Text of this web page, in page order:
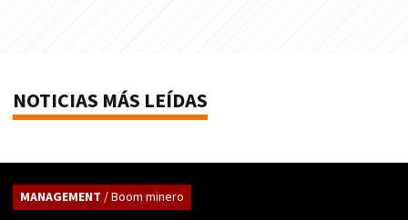
NOTICIAS MÁS LEÍDAS
MANAGEMENT / Boom minero